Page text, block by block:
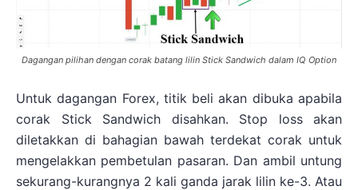
Dagangan pilihan dengan corak batang lilin Stick Sandwich dalam IQ Option
Untuk dagangan Forex, titik beli akan dibuka apabila
corak Stick Sandwich disahkan. Stop loss akan
diletakkan di bahagian bawah terdekat corak untuk
mengelakkan pembetulan pasaran. Dan ambil untung
sekurang-kurangnya 2 kali ganda jarak lilin ke-3. Atau